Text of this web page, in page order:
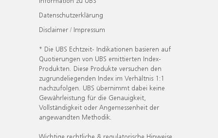
Datenschutzerklärung
Disclaimer / Impressum
* Die UBS Echtzeit- Indikationen basieren auf
Quotierungen von UBS emittierten Index-
Produkten. Diese Produkte versuchen den
zugrundeliegenden Index im Verhältnis 1:1
nachzufolgen. UBS übernimmt dabei keine
Gewährleistung für die Genauigkeit,
Vollständigkeit oder Angemessenheit der
angewandten Methodik.